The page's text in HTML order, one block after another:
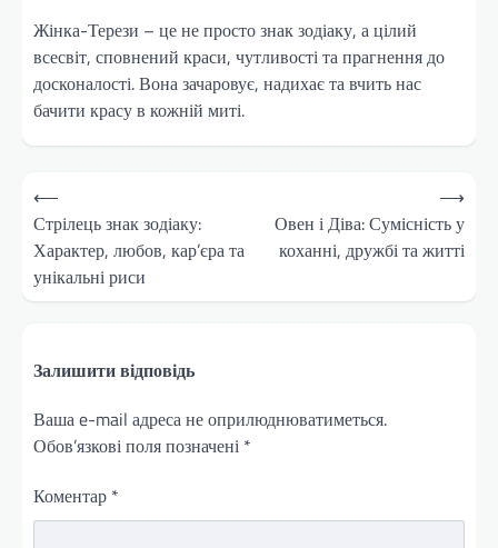
Жінка-Терези – це не просто знак зодіаку, а цілий
всесвіт, сповнений краси, чутливості та прагнення до
досконалості. Вона зачаровує, надихає та вчить нас
бачити красу в кожній миті.
Навігація
записів
⟵
Стрілець знак зодіаку:
Характер, любов, кар’єра та
унікальні риси
Овен і Діва: Сумісність у
коханні, дружбі та житті
⟶
Залишити відповідь
Ваша e-mail адреса не оприлюднюватиметься.
Обов’язкові поля позначені *
Коментар *